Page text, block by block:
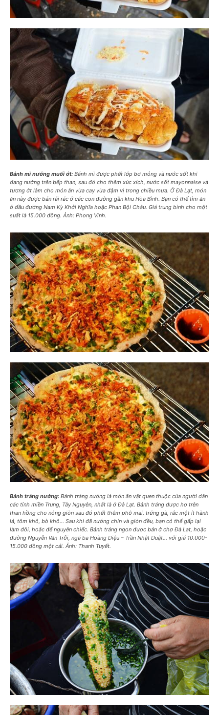
Bánh mì nướng muối ớt: Bánh mì được phết lớp bơ mỏng và nước sốt khi
đang nướng trên bếp than, sau đó cho thêm xúc xích, nước sốt mayonnaise và
tương ớt làm cho món ăn vừa cay vừa đậm vị trong chiều mưa. Ở Đà Lạt, món
ăn này được bán rải rác ở các con đường gần khu Hòa Bình. Bạn có thể tìm ăn
ở đầu đường Nam Kỳ Khởi Nghĩa hoặc Phan Bội Châu. Giá trung bình cho một
suất là 15.000 đồng. Ảnh: Phong Vinh.
Bánh tráng nướng: Bánh tráng nướng là món ăn vặt quen thuộc của người dân
các tỉnh miền Trung, Tây Nguyên, nhất là ở Đà Lạt. Bánh tráng được hơ trên
than hồng cho nóng giòn sau đó phết thêm phô mai, trứng gà, rắc một ít hành
lá, tôm khô, bò khô… Sau khi đã nướng chín và giòn đều, bạn có thể gấp lại
làm đôi, hoặc để nguyên chiếc. Bánh tráng ngon được bán ở chợ Đà Lạt, hoặc
đường Nguyễn Văn Trỗi, ngã ba Hoàng Diệu – Trần Nhật Duật… với giá 10.000-
15.000 đồng một cái. Ảnh: Thanh Tuyết.